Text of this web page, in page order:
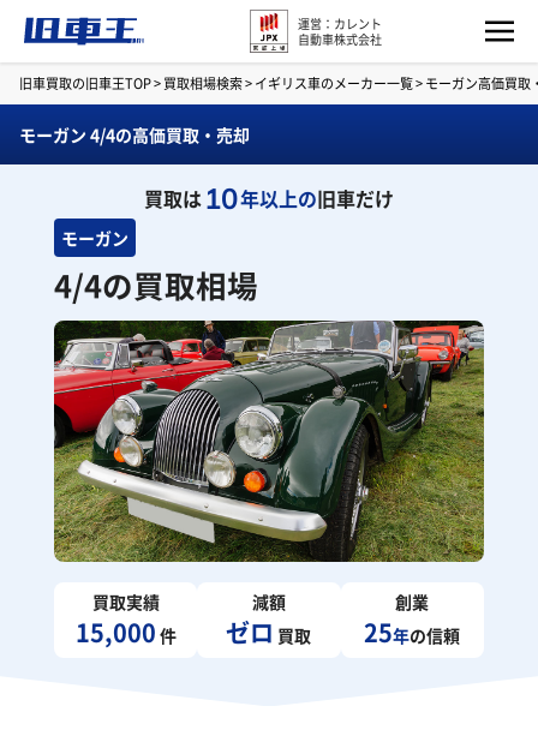
運営：カレント
自動車株式会社
旧車買取の旧車王TOP>買取相場検索>イギリス車のメーカー一覧>モーガン高価買取
モーガン 4/4の高価買取・売却
買取は10年以上の旧車だけ
モーガン
4/4の買取相場
買取実績
15,000 件
減額
ゼロ 買取
創業
25年の信頼